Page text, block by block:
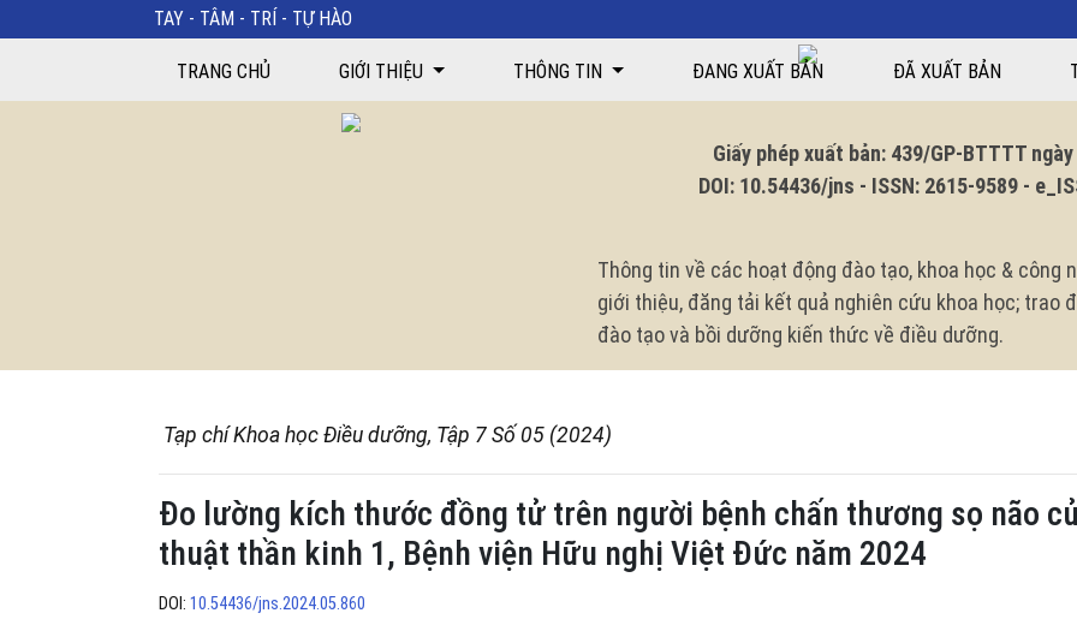
Đo lường kích thước đồng tử trên người bệnh chấn thương sọ não của điều dưỡng tại Khoa phẫu thuật thần kinh 1, Bệnh
TAY - TÂM - TRÍ - TỰ HÀO
TRANG CHỦ GIỚI THIỆU THÔNG TIN ĐANG XUẤT BẢN ĐÃ XUẤT BẢN
Giấy phép xuất bản: 439/GP-BTTTT ngày
DOI: 10.54436/jns - ISSN: 2615-9589 -
Thông tin về các hoạt động đào tạo, khoa học & công
giới thiệu, đăng tải kết quả nghiên cứu khoa học; trao
đào tạo và bồi dưỡng kiến thức về điều dưỡng.
Tạp chí Khoa học Điều dưỡng, Tập 7 Số 05 (2024)
Đo lường kích thước đồng tử trên người bệnh chấn thương sọ não
thuật thần kinh 1, Bệnh viện Hữu nghị Việt Đức năm 2024
DOI: 10.54436/jns.2024.05.860